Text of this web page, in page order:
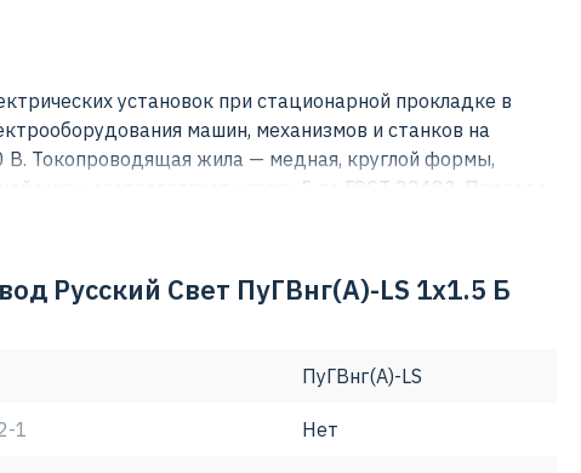
установок при стационарной прокладке в
машин, механизмов и станков на
Токопроводящая жила — медная, круглой формы,
жилы соответствует классу 5 по ГОСТ 22483. Провода
Класс пожарной опасности П1б.8.2.2.2 по ГОСТ
контроль качества -застрахован компанией
Русский Свет ПуГВнг(А)-LS 1х1.5 Б
ПуГВнг(А)-LS
1 Нет